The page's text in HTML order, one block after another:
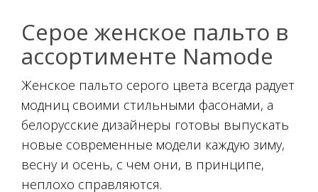
Серое женское пальто в
ассортименте Namode
Женское пальто серого цвета всегда радует
модниц своими стильными фасонами, а
белорусские дизайнеры готовы выпускать
новые современные модели каждую зиму,
весну и осень, с чем они, в принципе,
неплохо справляются.